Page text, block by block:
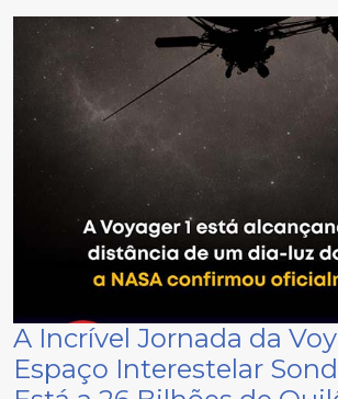
A Incrível Jornada da
Espaço Interestelar